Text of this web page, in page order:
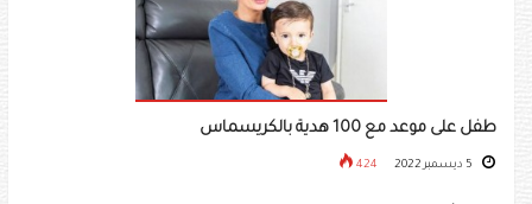
طفل على موعد مع 100 هدية بالكريسماس
424